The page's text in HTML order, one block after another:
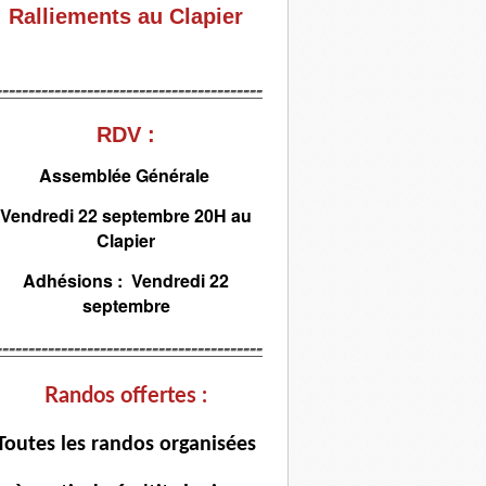
Ralliements au Clapier
RDV :
Assemblée Générale
Vendredi 22 septembre 20H au
Clapier
Adhésions : Vendredi 22
septembre
Randos offertes :
outes les randos organisées